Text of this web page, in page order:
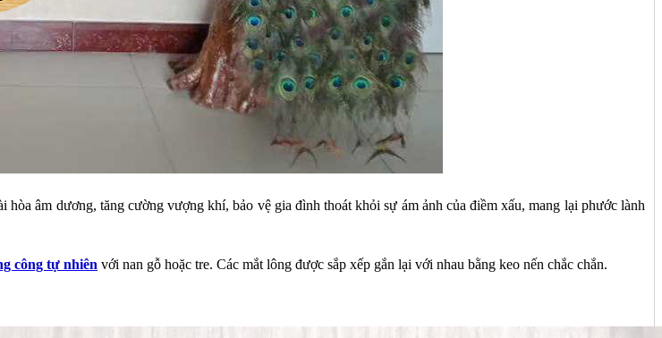
âm dương, tăng cường vượng khí, bảo vệ gia đình thoát khỏi sự ám ảnh của điềm xấu, mang lại phước lành
công tự nhiên với nan gỗ hoặc tre. Các mắt lông được sắp xếp gắn lại với nhau bằng keo nến chắc chắn.